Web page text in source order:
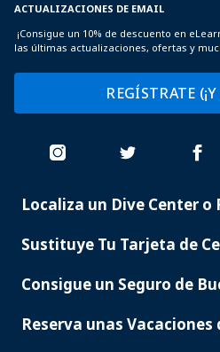
ACTUALIZACIONES DE EMAIL
¡Consigue un 10% de descuento en
las últimas actualizaciones, ofertas y
REGÍSTRATE
PADI
Localiza un Dive Center o
Sustituye Tu Tarjeta de
Consigue un Seguro de
Reserva unas Vacaciones